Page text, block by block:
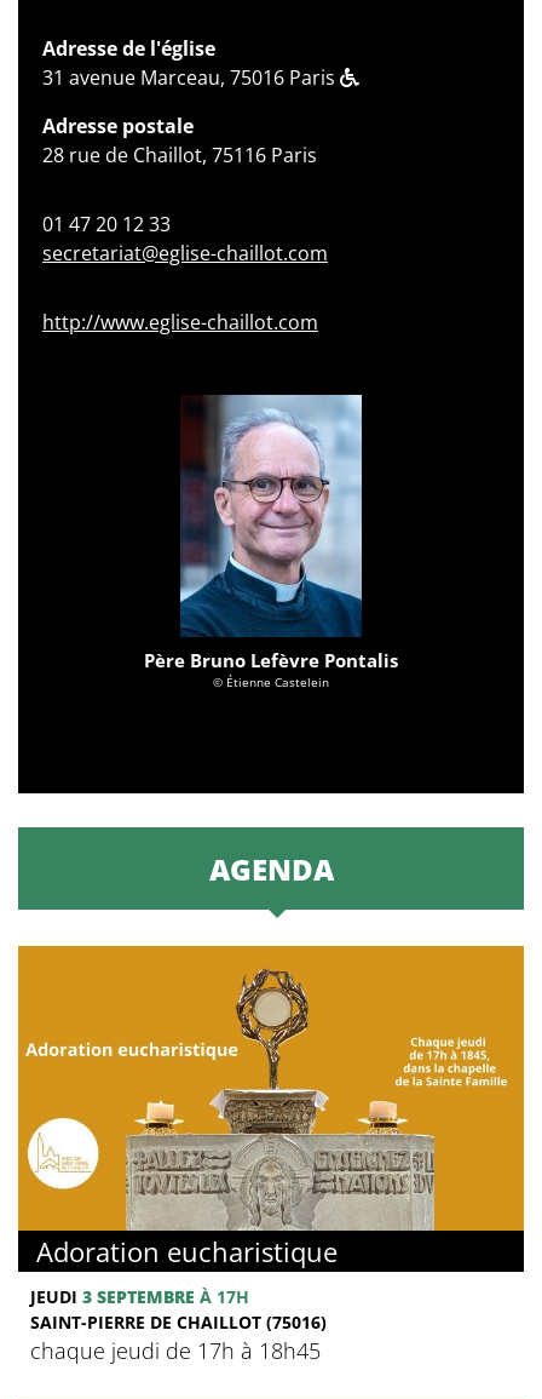
Adresse de l'église
31 avenue Marceau, 75016 Paris
Adresse postale
28 rue de Chaillot, 75116 Paris
01 47 20 12 33
secretariat@eglise-chaillot.com
http://www.eglise-chaillot.com
Père Bruno Lefèvre Pontalis
© Étienne Castelein
AGENDA
Adoration eucharistique
JEUDI 3 SEPTEMBRE À 17H
SAINT-PIERRE DE CHAILLOT (75016)
chaque jeudi de 17h à 18h45